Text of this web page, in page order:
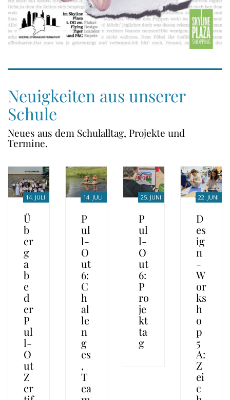
Neuigkeiten aus unserer
Schule
Neues aus dem Schulalltag, Projekte und
Termine.
14. JULI
Ü
b
er
g
a
b
e
d
er
P
ul
l-
O
ut
Z
er
14. JULI
P
ul
l-
O
ut
6:
C
h
al
le
n
g
es
,
T
ea
25. JUNI
P
ul
l-
O
ut
6:
P
ro
je
kt
ta
g
22. JUNI
D
es
ig
n
-
W
or
ks
h
o
p
5
A:
Z
ei
c